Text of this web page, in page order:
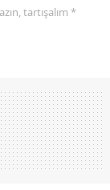
tartışalım *